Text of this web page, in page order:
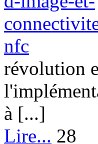
révolution
à [...]
Lire... 28